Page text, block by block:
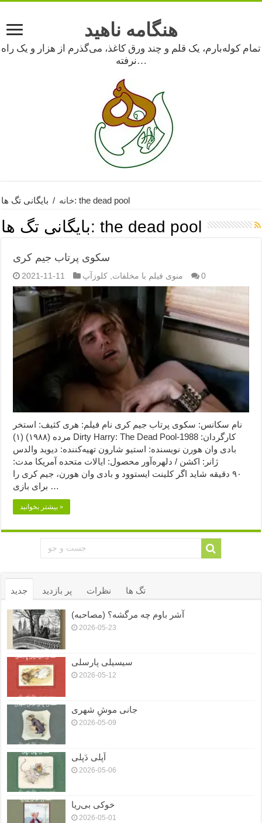
هنگامه ناهید
تمام کوله‌بارم، یک قلم و چند ورق کاغذ، می‌گذرم از هزار و یک راه
نرفته…
خانه / بایگانی تگ ها: the dead pool
بایگانی تگ ها:the dead pool
سکوی پرتاب جیم کری
2021-11-11 منوی فیلم با مخلفات کلوزآپ 0
نام سکانس: سکوی پرتاب جیم کری نام فیلم: هری کثیف: استخر
مرده (۱۹۸۸) (۱) Dirty Harry: The Dead Pool-1988 کارگردان:
بادی وان هورن نویسنده: استیو شارون تهیه‌کننده: دیوید والدس
ژانر: اکشن / دلهره‌آور محصول: ایالات متحده آمریکا مدت:
۹۰ دقیقه شاید اگر کلینت ایستوود و بادی وان هورن، جیم کری را
برای بازی …
بیشتر بخوانید »
جدید پر بازدید نظرات تگ ها
آشر باوم چه مرگشه؟ (مصاحبه)
2026-05-23
سیسیلی پارسلی
2026-05-12
جانی موشِ شهری
2026-05-09
اَپلی دَپلی
2026-05-06
خوکی بی‌ریا
2026-05-01